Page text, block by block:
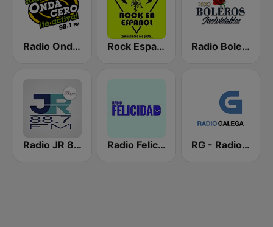
Radio Onda Cero Rock Español Radio Radio Boleros Inolvidables
Radio JR 88.7 FM Radio Felicidad RG - Radio Galega